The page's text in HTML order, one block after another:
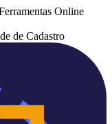
Online
de Cadastro